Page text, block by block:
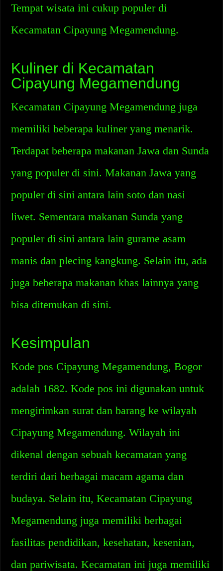
Tempat wisata ini cukup populer di
Kecamatan Cipayung Megamendung.
Kuliner di Kecamatan
Cipayung Megamendung
Kecamatan Cipayung Megamendung juga
memiliki beberapa kuliner yang menarik.
Terdapat beberapa makanan Jawa dan Sunda
yang populer di sini. Makanan Jawa yang
populer di sini antara lain soto dan nasi
liwet. Sementara makanan Sunda yang
populer di sini antara lain gurame asam
manis dan plecing kangkung. Selain itu, ada
juga beberapa makanan khas lainnya yang
bisa ditemukan di sini.
Kesimpulan
Kode pos Cipayung Megamendung, Bogor
adalah 1682. Kode pos ini digunakan untuk
mengirimkan surat dan barang ke wilayah
Cipayung Megamendung. Wilayah ini
dikenal dengan sebuah kecamatan yang
terdiri dari berbagai macam agama dan
budaya. Selain itu, Kecamatan Cipayung
Megamendung juga memiliki berbagai
fasilitas pendidikan, kesehatan, kesenian,
dan pariwisata. Kecamatan ini juga memiliki